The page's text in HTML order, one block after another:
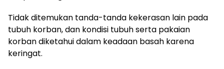
Tidak ditemukan tanda-tanda kekerasan lain pada
tubuh korban, dan kondisi tubuh serta pakaian
korban diketahui dalam keadaan basah karena
keringat.